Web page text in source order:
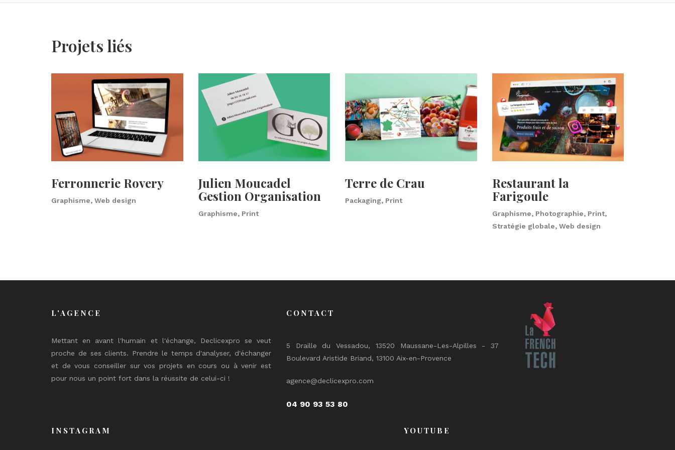
Projets liés
Ferronnerie Rovery
Graphisme, Web design
Julien Moucadel
Gestion Organisation
Graphisme, Print
Terre de Crau
Packaging, Print
Restaurant la
Farigoule
Graphisme, Photographie, Print,
Stratégie globale, Web design
L'AGENCE
Mettant en avant l'humain et l'échange, Declicexpro se veut
proche de ses clients. Prendre le temps d'analyser, d'échanger
et de vous conseiller sur vos projets en cours ou à venir est
pour nous un point fort dans la réussite de celui-ci !
CONTACT
5 Draille du Vessadou, 13520 Maussane-Les-Alpilles - 37
Boulevard Aristide Briand, 13100 Aix-en-Provence
agence@declicexpro.com
04 90 93 53 80
INSTAGRAM YOUTUBE